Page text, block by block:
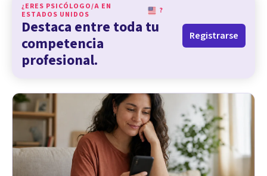
¿ERES PSICÓLOGO/A EN
ESTADOS UNIDOS
?
Destaca entre toda tu
competencia
profesional.
Registrarse